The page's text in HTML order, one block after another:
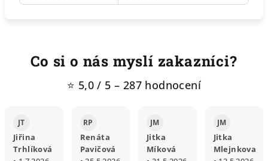
Co si o nás myslí zakazníci?
⭐ 5,0 / 5 – 287 hodnocení
JT
Jiřina
Trhlíková
RP
Renáta
Pavičová
JM
Jitka
Míková
JM
Jitka
Mlejnkova